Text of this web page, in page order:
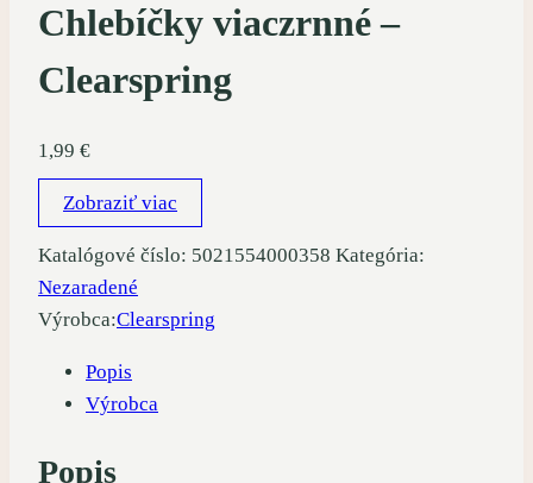
Chlebíčky viaczrnné –
Clearspring
1,99 €
Zobraziť viac
Katalógové číslo: 5021554000358 Kategória:
Nezaradené
Výrobca:Clearspring
Popis
Výrobca
Popis